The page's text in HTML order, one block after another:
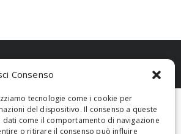
Consenso
tecnologie come i cookie per
del dispositivo. Il consenso a queste
come il comportamento di navigazione
o ritirare il consenso può influire